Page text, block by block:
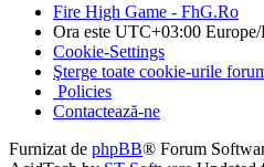
Fire High Game - FhG.Ro
Ora este UTC+03:00 Europe/
Cookie-Settings
Şterge toate cookie-urile
Policies
Contactează-ne
Furnizat de phpBB® Forum